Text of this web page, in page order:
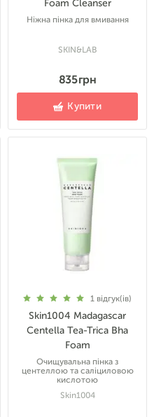
Foam Cleanser
Ніжна пінка для вмивання
SKIN&LAB
835 грн
Купити
1 відгук(ів)
Skin1004 Madagascar
Centella Tea-Trica Bha
Foam
Очищувальна пінка з
центеллою та саліциловою
кислотою
Skin1004